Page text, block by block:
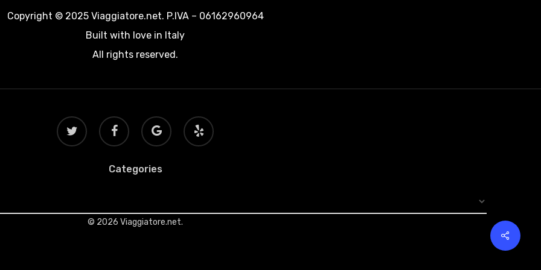
Copyright © 2025 Viaggiatore.net. P.IVA – 06162960964
Built with love in Italy
All rights reserved.
twitter facebook
google-
plus
yelp
Categories
© 2026 Viaggiatore.net.